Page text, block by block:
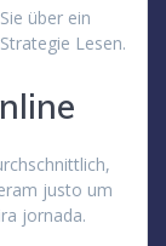
über ein
Lesen.
justo um
jornada.